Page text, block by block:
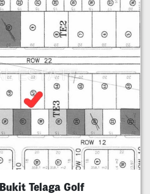
Telaga Golf